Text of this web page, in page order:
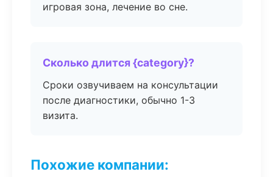
игровая зона, лечение во сне.
Сколько длится {category}?
Сроки озвучиваем на консультации
после диагностики, обычно 1-3
визита.
Похожие компании: